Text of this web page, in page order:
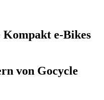
Kompakt e-Bikes
von Gocycle